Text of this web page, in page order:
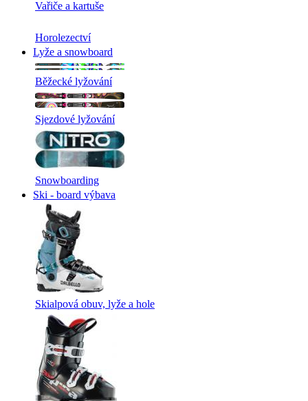
Vařiče a kartuše
Horolezectví
Lyže a snowboard
Běžecké lyžování
Sjezdové lyžování
Snowboarding
Ski - board výbava
Skialpová obuv, lyže a hole